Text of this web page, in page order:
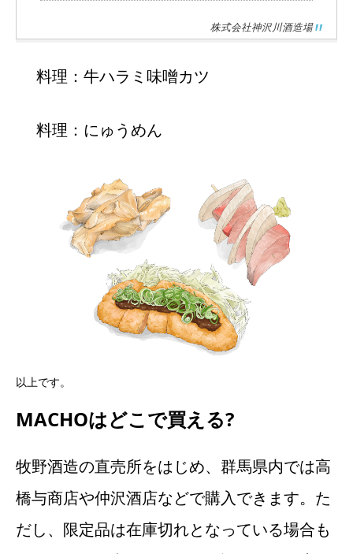
株式会社神沢川酒造場
料理：牛ハラミ味噌カツ
料理：にゅうめん
以上です。
MACHOはどこで買える?
牧野酒造の直売所をはじめ、群馬県内では高
橋与商店や仲沢酒店などで購入できます。た
だし、限定品は在庫切れとなっている場合も